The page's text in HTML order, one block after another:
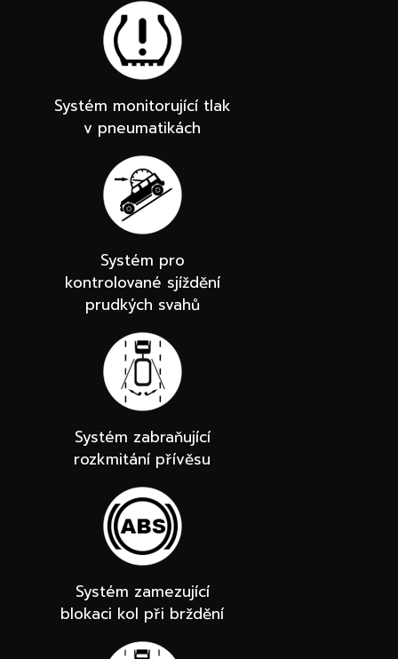
Systém monitorující tlak
v pneumatikách
Systém pro
kontrolované sjíždění
prudkých svahů
Systém zabraňující
rozkmitání přívěsu
Systém zamezující
blokaci kol při brždění